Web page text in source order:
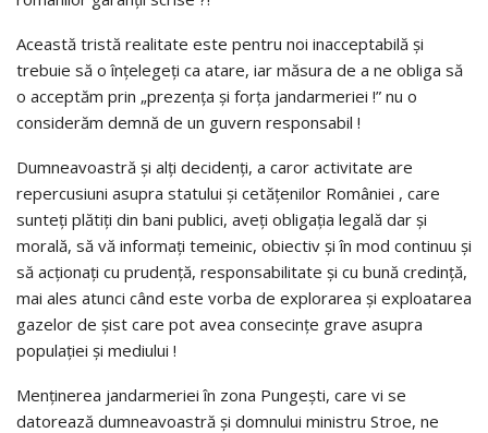
Această tristă realitate este pentru noi inacceptabilă şi
trebuie să o înţelegeţi ca atare, iar măsura de a ne obliga să
o acceptăm prin „prezenţa şi forţa jandarmeriei !” nu o
considerăm demnă de un guvern responsabil !
Dumneavoastră şi alţi decidenţi, a caror activitate are
repercusiuni asupra statului şi cetăţenilor României , care
sunteţi plătiţi din bani publici, aveţi obligaţia legală dar şi
morală, să vă informaţi temeinic, obiectiv şi în mod continuu şi
să acţionaţi cu prudenţă, responsabilitate şi cu bună credinţă,
mai ales atunci când este vorba de explorarea şi exploatarea
gazelor de şist care pot avea consecinţe grave asupra
populaţiei şi mediului !
Menţinerea jandarmeriei în zona Pungeşti, care vi se
datorează dumneavoastră şi domnului ministru Stroe, ne